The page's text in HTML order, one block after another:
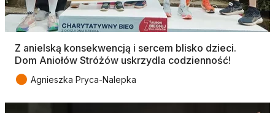
Z anielską konsekwencją i sercem blisko dzieci.
Dom Aniołów Stróżów uskrzydla codzienność!
● Agnieszka Pryca-Nalepka